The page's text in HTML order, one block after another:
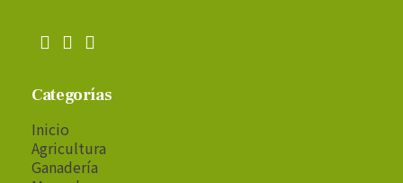
Categorías
Inicio
Agricultura
Ganadería